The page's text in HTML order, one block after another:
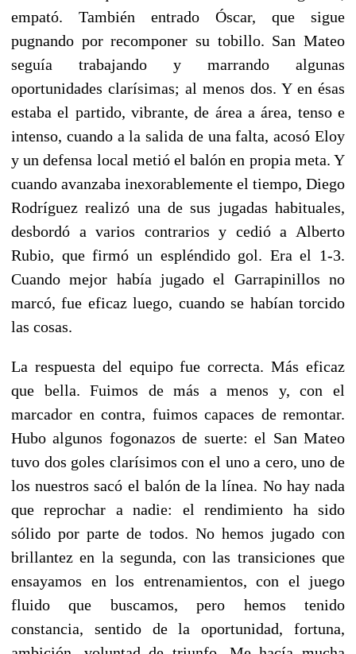
empató. También entrado Óscar, que sigue
pugnando por recomponer su tobillo. San Mateo
seguía trabajando y marrando algunas
oportunidades clarísimas; al menos dos. Y en ésas
estaba el partido, vibrante, de área a área, tenso e
intenso, cuando a la salida de una falta, acosó Eloy
y un defensa local metió el balón en propia meta. Y
cuando avanzaba inexorablemente el tiempo, Diego
Rodríguez realizó una de sus jugadas habituales,
desbordó a varios contrarios y cedió a Alberto
Rubio, que firmó un espléndido gol. Era el 1-3.
Cuando mejor había jugado el Garrapinillos no
marcó, fue eficaz luego, cuando se habían torcido
las cosas.
La respuesta del equipo fue correcta. Más eficaz
que bella. Fuimos de más a menos y, con el
marcador en contra, fuimos capaces de remontar.
Hubo algunos fogonazos de suerte: el San Mateo
tuvo dos goles clarísimos con el uno a cero, uno de
los nuestros sacó el balón de la línea. No hay nada
que reprochar a nadie: el rendimiento ha sido
sólido por parte de todos. No hemos jugado con
brillantez en la segunda, con las transiciones que
ensayamos en los entrenamientos, con el juego
fluido que buscamos, pero hemos tenido
constancia, sentido de la oportunidad, fortuna,